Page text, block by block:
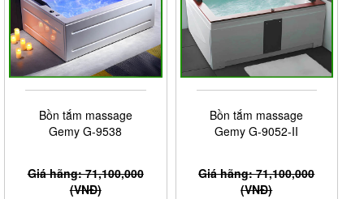
Bồn tắm massage
Gemy G-9538
Giá hãng: 71,100,000
(VNĐ)
Bồn tắm massage
Gemy G-9052-II
Giá hãng: 71,100,000
(VNĐ)